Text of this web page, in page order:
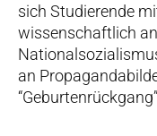
sich Studierende
wissenschaftlich
an